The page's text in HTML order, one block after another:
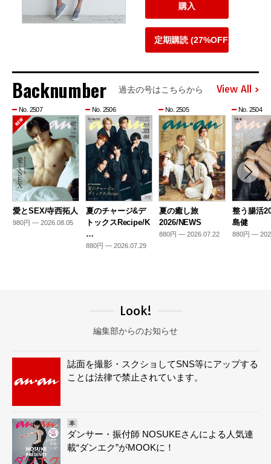
購入
定期購読 (27%OFF)
Backnumber 過去の号はこちらから View All
No. 2507
愛とSEX/寺西拓人
980円 — 2026.08.05
No. 2506
夏のチャージ&デ
トックスRecipe/K
…
880円 — 2026.07.29
No. 2505
夏の癒し旅
2026/NEWS
880円 — 2026.07.22
No. 2504
整う腸活
島健
880円 —
Look!
編集部からのお知らせ
誌面を撮影・スクショしてSNS等にアップする
ことは法律で禁止されています。
本
ダンサー・振付師 NOSUKEさんによる人気連
載“ダンエク”がMOOKに！